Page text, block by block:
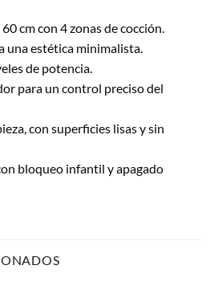
cm con 4 zonas de cocción.
una estética minimalista.
de potencia.
para un control preciso del
con superficies lisas y sin
bloqueo infantil y apagado